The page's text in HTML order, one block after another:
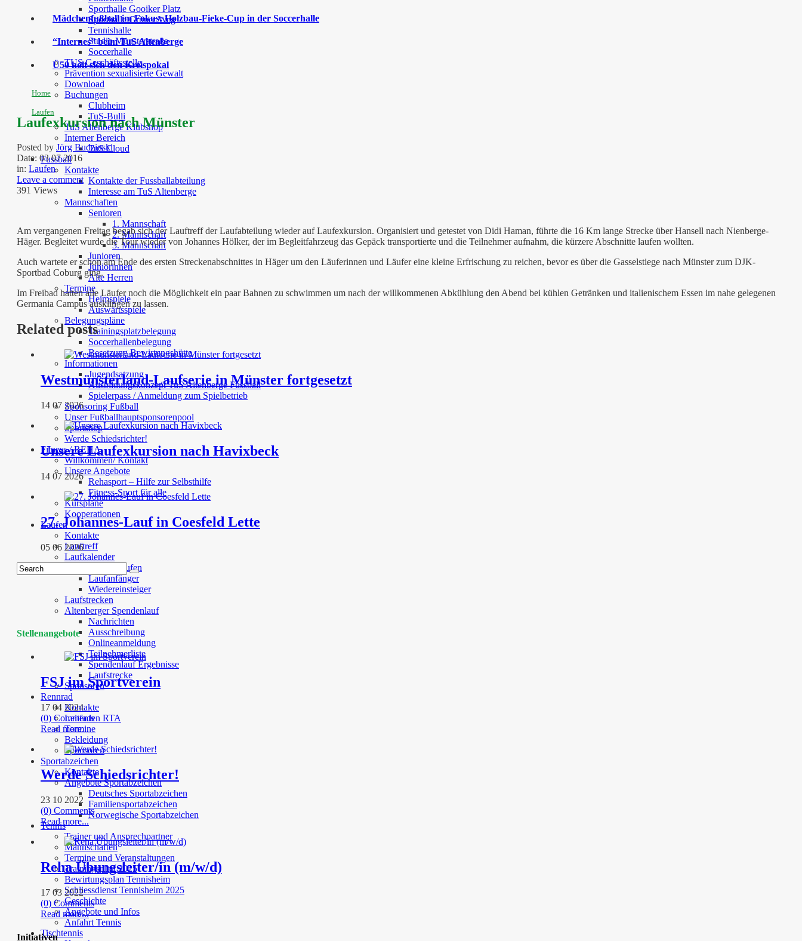
Sporthalle Gooiker Platz
Sporthalle Grüner Weg
Tennishalle
Studio Münsterstraße
Soccerhalle
TUS Geschäftsstelle
Prävention sexualisierte Gewalt
Download
Buchungen
Clubheim
TuS-Bulli
TuS Altenberge Klubshop
Interner Bereich
TuS Cloud
Fussball
Kontakte
Kontakte der Fussballabteilung
Interesse am TuS Altenberge
Mannschaften
Senioren
1. Mannschaft
2. Mannschaft
3. Mannschaft
Junioren
Juniorinnen
Alte Herren
Termine
Heimspiele
Auswärtsspiele
Belegungspläne
Trainingsplatzbelegung
Soccerhallenbelegung
Besetzung Bewirtungshütte
Informationen
Jugendsatzung
Ausbildungskonzept TuS Altenberge Fussball
Spielerpass / Anmeldung zum Spielbetrieb
Sponsoring Fußball
Unser Fußballhauptsponsorenpool
Sportshop
Werde Schiedsrichter!
Fitness / REHA
Willkommen/ Kontakt
Unsere Angebote
Rehasport – Hilfe zur Selbsthilfe
Fitness-Sport für alle
Kurspläne
Kooperationen
Laufen
Kontakte
Lauftreff
Laufkalender
Kursangebot Laufen
Laufanfänger
Wiedereinsteiger
Laufstrecken
Altenberger Spendenlauf
Nachrichten
Ausschreibung
Onlineanmeldung
Teilnehmerliste
Spendenlauf Ergebnisse
Laufstrecke
Sponsoren
Rennrad
Kontakte
Leitfaden RTA
Termine
Bekleidung
Sponsoren
Sportabzeichen
Kontakte
Angebote Sportabzeichen
Deutsches Sportabzeichen
Familiensportabzeichen
Norwegische Sportabzeichen
Tennis
Trainer und Ansprechpartner
Mannschaften
Termine und Veranstaltungen
Trainingsplan 2025
Bewirtungsplan Tennisheim
Schliessdienst Tennisheim 2025
Geschichte
Angebote und Infos
Anfahrt Tennis
Tischtennis
Mädchenfußball im Fokus: Holzbau-Fieke-Cup in der Soccerhalle
“Internes” beim TuS Altenberge
Ü50 holt sich den Kreispokal
Home
Laufen
Laufexkursion nach Münster
Posted by Jörg Budzinski
Date: 03 07 2016
in: Laufen
Leave a comment
391 Views
Am vergangenen Freitag begab sich der Lauftreff der Laufabteilung wieder auf Laufexkursion. Organisiert und getestet von Didi Haman, führte die 16 Km lange Strecke über Hansell nach Nienberge-
Häger. Begleitet wurde die Tour wieder von Johannes Hölker, der im Begleitfahrzeug das Gepäck transportierte und die Teilnehmer aufnahm, die kürzere Abschnitte laufen wollten.
Auch wartete er schon am Ende des ersten Streckenabschnittes in Häger um den Läuferinnen und Läufer eine kleine Erfrischung zu reichen, bevor es über die Gasselstiege nach Münster zum DJK-
Sportbad Coburg ging.
Im Freibad hatten alle Läufer noch die Möglichkeit ein paar Bahnen zu schwimmen um nach der willkommenen Abkühlung den Abend bei kühlen Getränken und italienischem Essen im nahe gelegenen
Germania Campus ausklingen zu lassen.
Related posts
Westmünsterland-Laufserie in Münster fortgesetzt
14 07 2026
Unsere Laufexkursion nach Havixbeck
14 07 2026
27. Johannes-Lauf in Coesfeld Lette
05 06 2026
Stellenangebote
FSJ im Sportverein
17 04 2024
(0) Comments
Read more...
Werde Schiedsrichter!
23 10 2022
(0) Comments
Read more...
Reha Übungsleiter/in (m/w/d)
17 03 2022
(0) Comments
Read more...
Initiativen